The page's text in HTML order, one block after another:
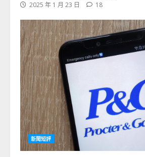
2025 年 1 月 23 日 18
新聞短評